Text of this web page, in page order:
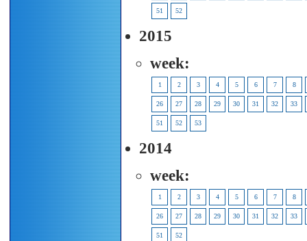
51 52
2015
week:
1 2 3 4 5 6 7 8
26 27 28 29 30 31 32 33
51 52 53
2014
week:
1 2 3 4 5 6 7 8
26 27 28 29 30 31 32 33
51 52